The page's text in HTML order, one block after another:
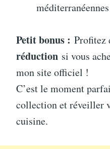
Petit bonus : Profitez
réduction si vous
mon site officiel !
C’est le moment
collection et réveiller
cuisine.